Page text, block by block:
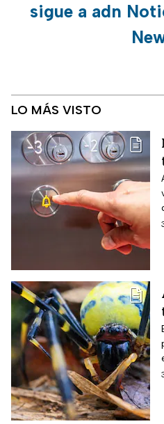
sigue a adn
LO MÁS VISTO